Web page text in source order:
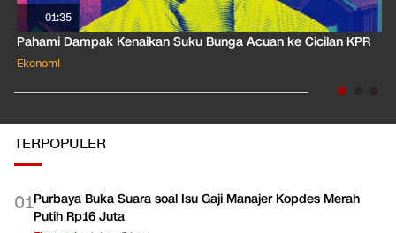
01:35
Pahami Dampak Kenaikan Suku Bunga Acuan ke Cicilan KPR
Ekonomi
TERPOPULER
01Purbaya Buka Suara soal Isu Gaji Manajer Kopdes Merah
Putih Rp16 Juta